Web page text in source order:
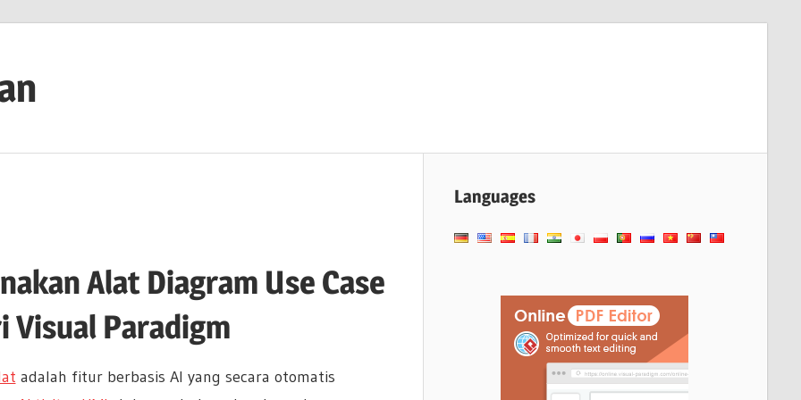
Alat Diagram Use Case
Visual Paradigm
adalah fitur berbasis AI yang secara otomatis
Languages